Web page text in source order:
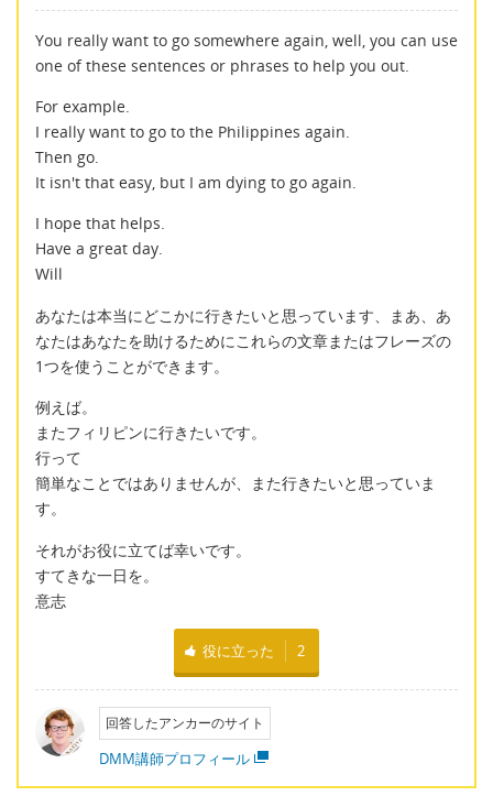
You really want to go somewhere again, well, you can use
one of these sentences or phrases to help you out.
For example.
I really want to go to the Philippines again.
Then go.
It isn't that easy, but I am dying to go again.
I hope that helps.
Have a great day.
Will
あなたは本当にどこかに行きたいと思っています、まあ、あ
なたはあなたを助けるためにこれらの文章またはフレーズの
1つを使うことができます。
例えば。
またフィリピンに行きたいです。
行って
簡単なことではありませんが、また行きたいと思っていま
す。
それがお役に立てば幸いです。
すてきな一日を。
意志
役に立った 2
回答したアンカーのサイト
DMM講師プロフィール